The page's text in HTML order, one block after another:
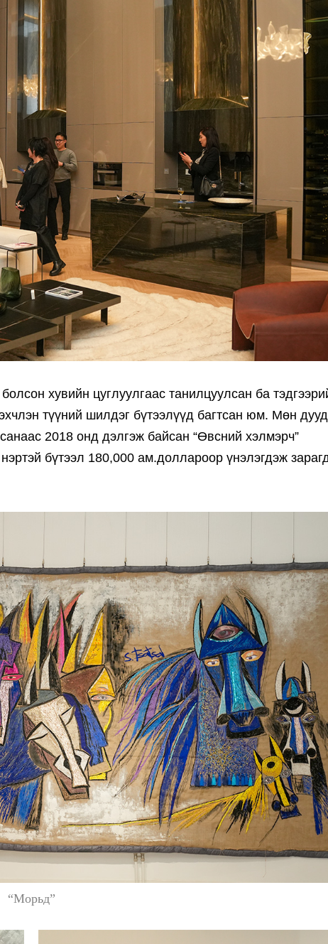
хувийн цуглуулгаас танилцуулсан ба
түүний шилдэг бүтээлүүд багтсан юм. Мөн
2018 онд дэлгэж байсан “Өвсний хэлмэрч”
бүтээл 180,000 ам.доллароор үнэлэгдэж
“Морьд”